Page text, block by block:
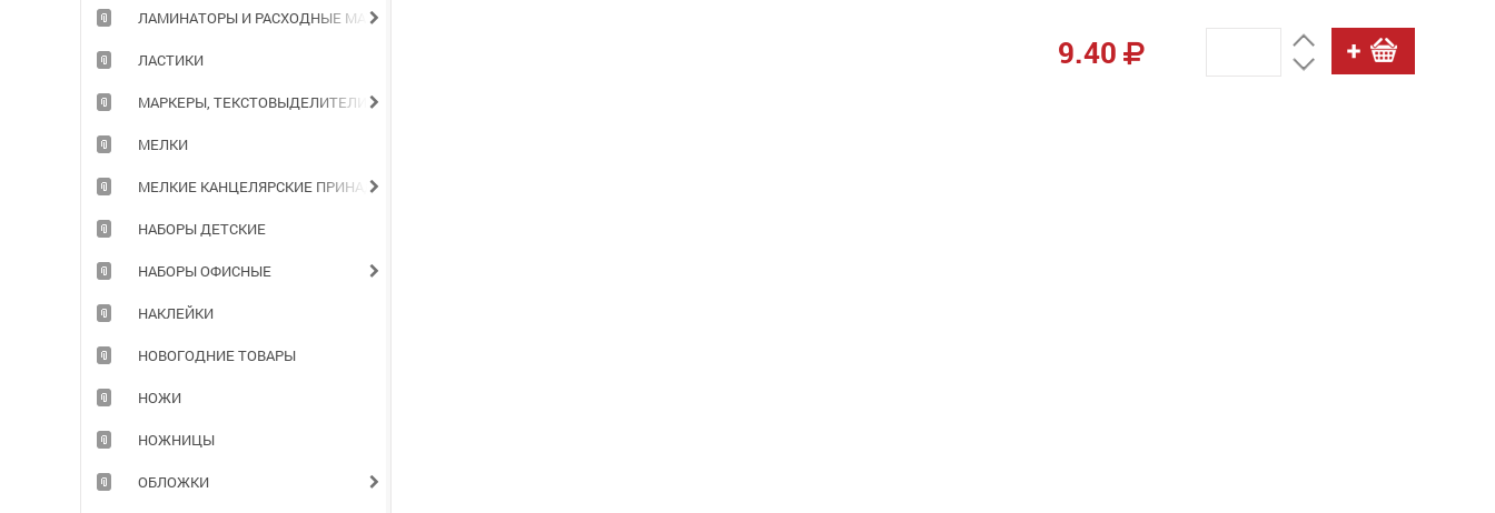
ЛАМИНАТОРЫ И РАСХОДНЫЕ МАТЕРИАЛЫ
ЛАСТИКИ
МАРКЕРЫ, ТЕКСТОВЫДЕЛИТЕЛИ
МЕЛКИ
МЕЛКИЕ КАНЦЕЛЯРСКИЕ ПРИНАДЛЕЖНОСТИ
НАБОРЫ ДЕТСКИЕ
НАБОРЫ ОФИСНЫЕ
НАКЛЕЙКИ
НОВОГОДНИЕ ТОВАРЫ
НОЖИ
НОЖНИЦЫ
ОБЛОЖКИ
9.40